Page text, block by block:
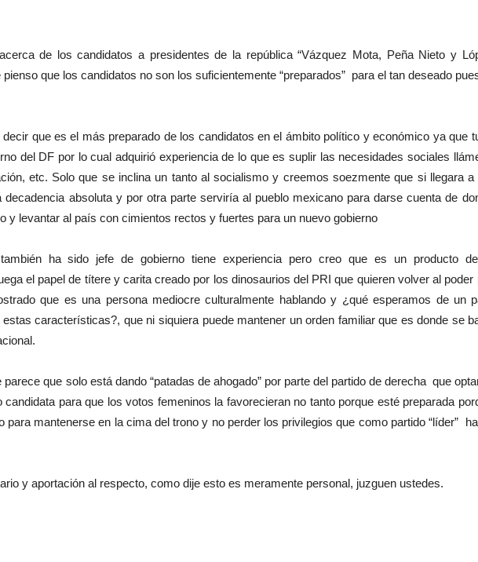
de los candidatos a presidentes de la república “Vázquez Mota, Peña Nieto y
que los candidatos no son los suficientemente “preparados” para el tan deseado
que es el más preparado de los candidatos en el ámbito político y económico ya que
del DF por lo cual adquirió experiencia de lo que es suplir las necesidades sociales
etc. Solo que se inclina un tanto al socialismo y creemos soezmente que si llegara a
absoluta y por otra parte serviría al pueblo mexicano para darse cuenta de
y levantar al país con cimientos rectos y fuertes para un nuevo gobierno
ha sido jefe de gobierno tiene experiencia pero creo que es un producto
el papel de títere y carita creado por los dinosaurios del PRI que quieren volver al poder
que es una persona mediocre culturalmente hablando y ¿qué esperamos de un
características?, que ni siquiera puede mantener un orden familiar que es donde se
que solo está dando “patadas de ahogado” por parte del partido de derecha que
para que los votos femeninos la favorecieran no tanto porque esté preparada
para mantenerse en la cima del trono y no perder los privilegios que como partido “líder”
y aportación al respecto, como dije esto es meramente personal, juzguen ustedes.